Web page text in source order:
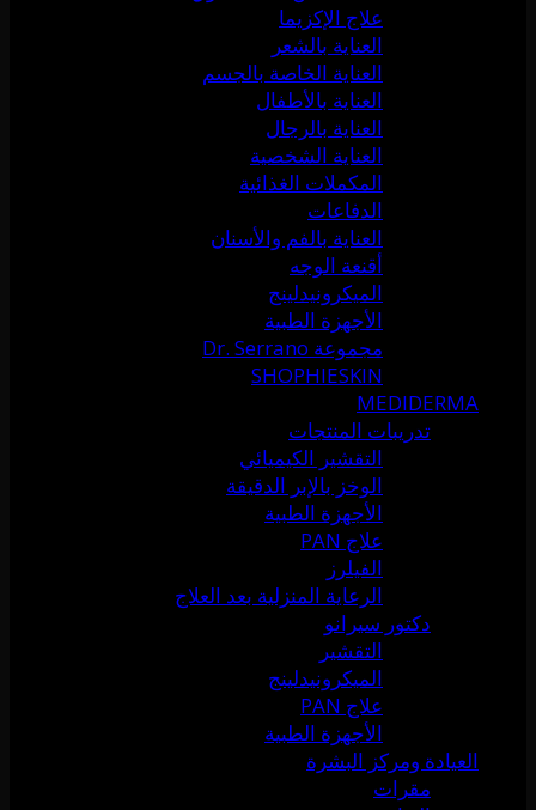
علاج الإكزيما
العناية بالشعر
العناية الخاصة بالجسم
العناية بالأطفال
العناية بالرجال
العناية الشخصية
المكملات الغذائية
الدفاعات
العناية بالفم والأسنان
أقنعة الوجه
الميكرونيدلينج
الأجهزة الطبية
مجموعة Dr. Serrano
SHOPHIESKIN
MEDIDERMA
تدريبات المنتجات
التقشير الكيميائي
الوخز بالإبر الدقيقة
الأجهزة الطبية
علاج PAN
الفيلرز
الرعاية المنزلية بعد العلاج
دكتور سيرانو
التقشير
الميكرونيدلينج
علاج PAN
الأجهزة الطبية
العيادة ومركز البشرة
مقرات